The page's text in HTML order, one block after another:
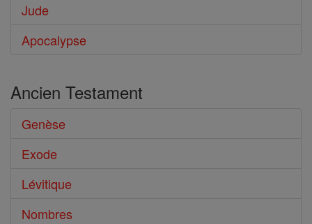
Jude
Apocalypse
Ancien Testament
Genèse
Exode
Lévitique
Nombres